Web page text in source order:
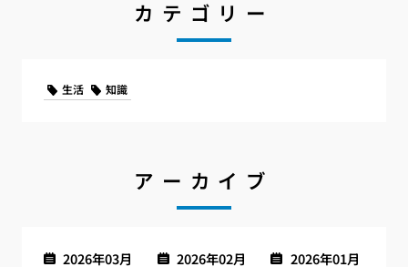
カテゴリー
生活 知識
アーカイブ
2026年03月 2026年02月 2026年01月